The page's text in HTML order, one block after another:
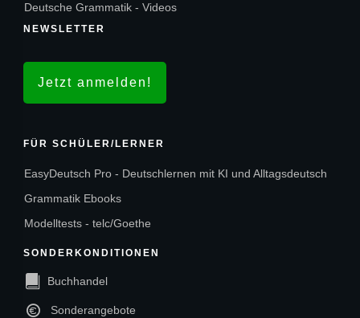
Deutsche Grammatik - Videos
NEWSLETTER
Jetzt anmelden!
FÜR SCHÜLER/LERNER
EasyDeutsch Pro - Deutschlernen mit KI und Alltagsdeutsch
Grammatik Ebooks
Modelltests - telc/Goethe
SONDERKONDITIONEN
Buchhandel
Sonderangebote